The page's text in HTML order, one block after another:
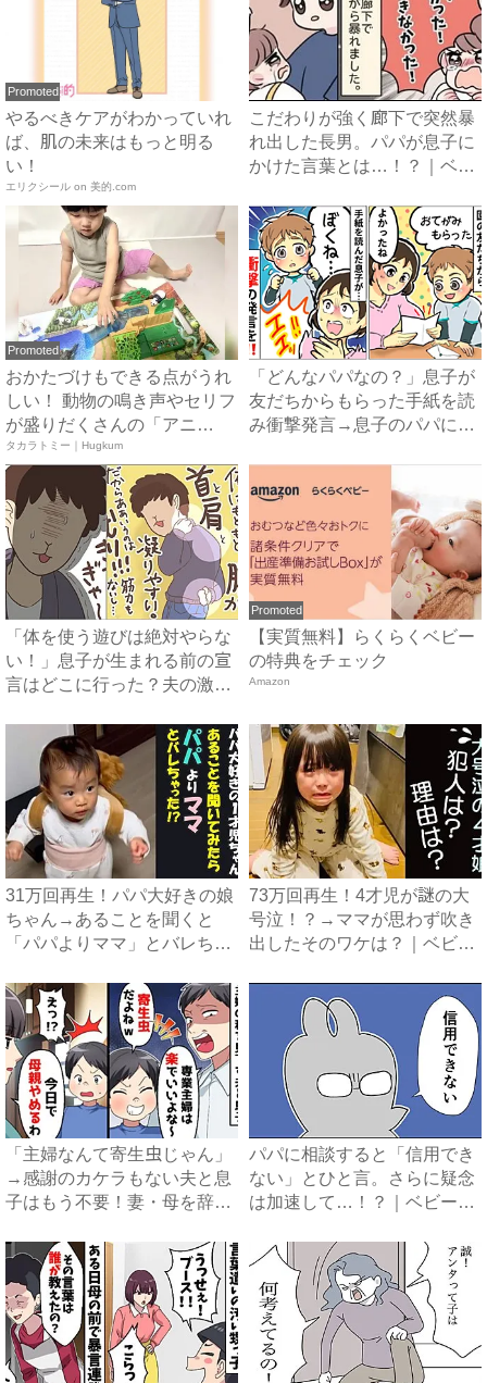
Promoted
やるべきケアがわかっていれ
ば、肌の未来はもっと明る
い！
エリクシール on 美的.com
こだわりが強く廊下で突然暴
れ出した長男。パパが息子に
かけた言葉とは…！？｜ベビ
Promoted
おかたづけもできる点がうれ
しい！ 動物の鳴き声やセリフ
が盛りだくさんの「アニ
ア ...
タカラトミー｜Hugkum
「どんなパパなの？」息子が
友だちからもらった手紙を読
み衝撃発言→息子のパパに対
「体を使う遊びは絶対やらな
い！」息子が生まれる前の宣
言はどこに行った？夫の激変
Promoted
【実質無料】らくらくベビー
の特典をチェック
Amazon
31万回再生！パパ大好きの娘
ちゃん→あることを聞くと
「パパよりママ」とバレちゃ
73万回再生！4才児が謎の大
号泣！？→ママが思わず吹き
出したそのワケは？｜ベビ
「主婦なんて寄生虫じゃん」
→感謝のカケラもない夫と息
子はもう不要！妻・母を辞め
パパに相談すると「信用でき
ない」とひと言。さらに疑念
は加速して…！？｜ベビーカ